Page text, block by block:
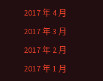
2017 年 4 月
2017 年 3 月
2017 年 2 月
2017 年 1 月